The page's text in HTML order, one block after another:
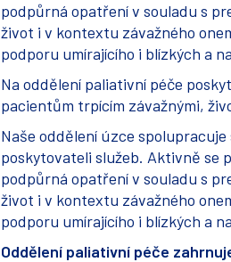
podpůrná opatření v souladu s
život i v kontextu závažného
podporu umírajícího i blízkých a
Na oddělení paliativní péče
pacientům trpícím závažnými,
Naše oddělení úzce
poskytovateli služeb. Aktivně se
podpůrná opatření v souladu s
život i v kontextu závažného
podporu umírajícího i blízkých a
Oddělení paliativní péče